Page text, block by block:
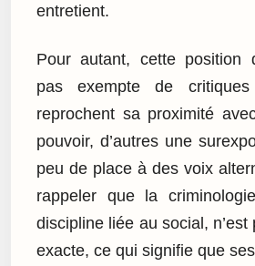
entretient.
Pour autant, cette position
pas exempte de
reprochent sa proximité
pouvoir, d’autres une
peu de place à des voix
rappeler que la
discipline liée au social,
exacte, ce qui signifie que